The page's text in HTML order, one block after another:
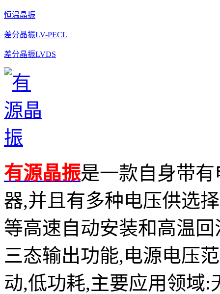
恒温晶振
差分晶振LV-PECL
差分晶振LVDS
有源晶振是一款自身带
器,并且有多种电压供选
等高速自动安装和高温
三态输出功能,电源电压
动,低功耗,主要应用领域